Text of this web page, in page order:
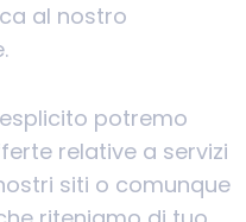
al nostro
potremo
relative a servizi
siti o comunque